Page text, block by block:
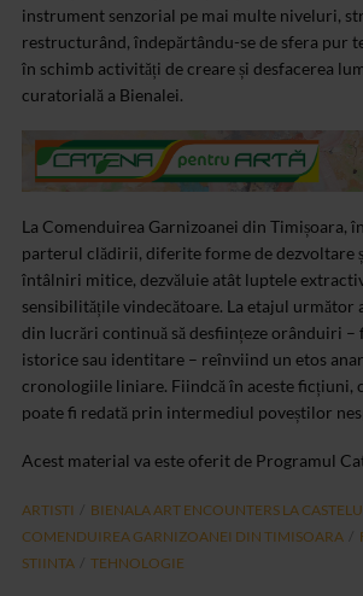
instrument senzorial pe mai multe niveluri,
restructurând, îndepărtându-se de sfera pur
în schimb activități de creare și desfacerea
curatorială a Bienalei.
La Comenduirea Garnizoanei din Timișoara,
parterul clădirii, diferite forme de dezvoltare
întâlniri mitice, dezvăluie atât luptele
sensibilitățile vindecătoare. La etajul următor
din lucrări continuă să desființeze orânduiri –
istorice sau identitare – reînviind un etos
cronologiile liniare. Fiindcă în aceste ficțiuni,
poate fi redată prin intermediul poveștilor
Acest material va este oferit de Programul
ARTISTI
BIENALA ART ENCOUNTERS LA
COMENDUIREA GARNIZOANEI DIN TIMISOARA
STIINTA
TEHNOLOGIE